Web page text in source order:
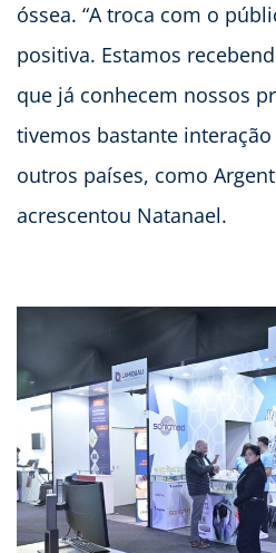
óssea. “A troca com o
positiva. Estamos
que já conhecem nossos
tivemos bastante
outros países, como
acrescentou Natanael.